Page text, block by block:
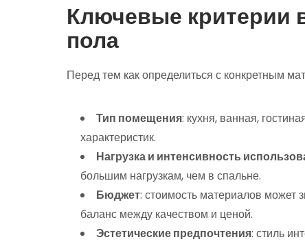
Ключевые критерии
пола
Перед тем как определиться с конкретным
Тип помещения: кухня, ванная,
характеристик.
Нагрузка и интенсивность
большим нагрузкам, чем в спальне.
Бюджет: стоимость материалов может
баланс между качеством и ценой.
Эстетические предпочтения: стиль